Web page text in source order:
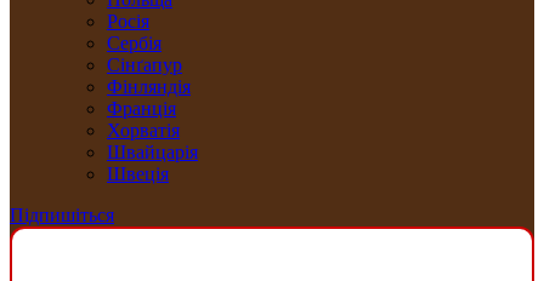
Росія
Сербія
Сінґапур
Фінляндія
Франція
Хорватія
Швайцарія
Швеція
Підпишіться